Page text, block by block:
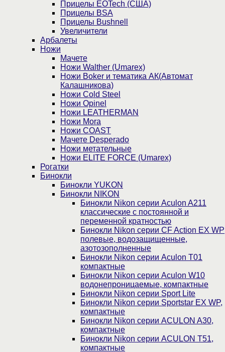
Прицелы EOTech (США)
Прицелы BSA
Прицелы Bushnell
Увеличители
Арбалеты
Ножи
Мачете
Ножи Walther (Umarex)
Ножи Boker и тематика АК(Автомат
Калашникова)
Ножи Cold Steel
Ножи Opinel
Ножи LEATHERMAN
Ножи Mora
Ножи COAST
Мачете Desperado
Ножи метательные
Ножи ELITE FORCE (Umarex)
Рогатки
Бинокли
Бинокли YUKON
Бинокли NIKON
Бинокли Nikon серии Aculon A211
классические с постоянной и
переменной кратностью
Бинокли Nikon серии СF Action EX WP
полевые, водозащищенные,
азотозополненные
Бинокли Nikon серии Aculon T01
компактные
Бинокли Nikon серии Aculon W10
водонепроницаемые, компактные
Бинокли Nikon серии Sport Lite
Бинокли Nikon серии Sportstar EX WP,
компактные
Бинокли Nikon серии ACULON A30,
компактные
Бинокли Nikon серии ACULON Т51,
компактные